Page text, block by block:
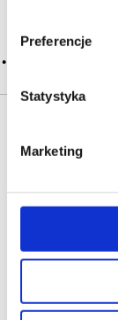
Preferencje
Statystyka
Marketing